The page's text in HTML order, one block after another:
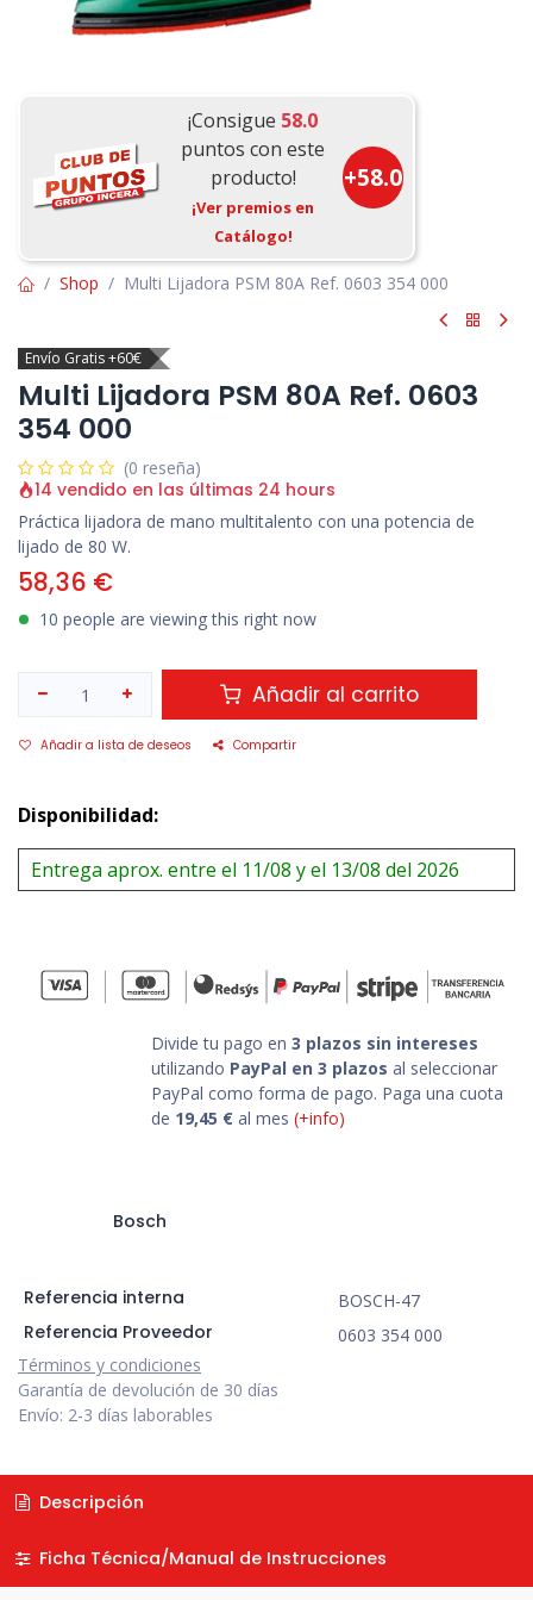
¡Consigue 58.0
puntos con este
producto!
¡Ver premios en
Catálogo!
+58.0
Shop Multi Lijadora PSM 80A Ref. 0603 354 000
Envío Gratis +60€
Multi Lijadora PSM 80A Ref. 0603
354 000
(0 reseña)
14 vendido en las últimas 24 hours
Práctica lijadora de mano multitalento con una potencia de
lijado de 80 W.
58,36 €
10 people are viewing this right now
Añadir al carrito
Añadir a lista de deseos Compartir
Disponibilidad:
Entrega aprox. entre el 11/08 y el 13/08 del 2026
Divide tu pago en 3 plazos sin intereses
utilizando PayPal en 3 plazos al seleccionar
PayPal como forma de pago. Paga una cuota
de 19,45 € al mes (+info)
Bosch
Referencia interna BOSCH-47
Referencia Proveedor
0603 354 000
Términos y condiciones
Garantía de devolución de 30 días
Envío: 2-3 días laborables
Descripción
Ficha Técnica/Manual de Instrucciones